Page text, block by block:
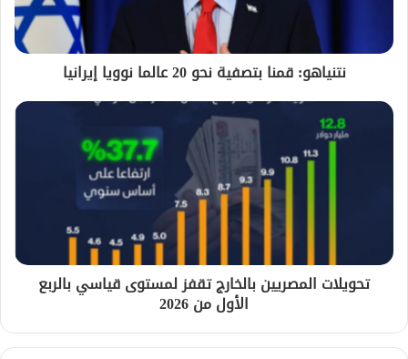
نتنياهو: قمنا بتصفية نحو 20 عالما نوويا إيرانيا
تحويلات المصريين بالخارج تقفز لمستوى قياسي بالربع
الأول من 2026